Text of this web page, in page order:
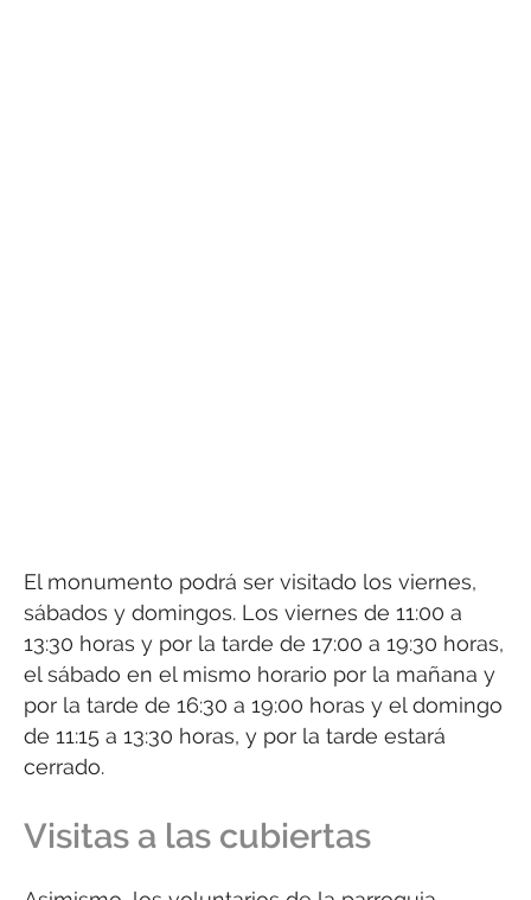
El monumento podrá ser visitado los viernes,
sábados y domingos. Los viernes de 11:00 a
13:30 horas y por la tarde de 17:00 a 19:30 horas,
el sábado en el mismo horario por la mañana y
por la tarde de 16:30 a 19:00 horas y el domingo
de 11:15 a 13:30 horas, y por la tarde estará
cerrado.
Visitas a las cubiertas